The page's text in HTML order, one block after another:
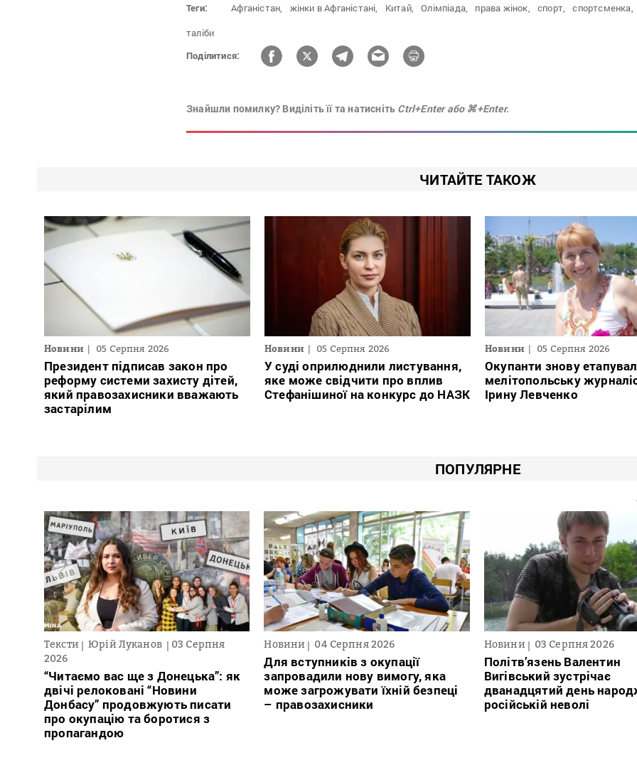
Теги: Афганістан, жінки в Афганістані, Китай, Олімпіада, права жінок, спорт, спортсменка,
таліби
Поділитися:
Знайшли помилку? Виділіть її та натисніть Ctrl+Enter або ⌘+Enter.
ЧИТАЙТЕ ТАКОЖ
Новини 05 Серпня 2026
Президент підписав закон про
реформу системи захисту дітей,
який правозахисники вважають
застарілим
Новини 05 Серпня 2026
У суді оприлюднили листування,
яке може свідчити про вплив
Стефанішиної на конкурс до НАЗК
Новини 05 Серпня 2026
Окупанти знову
мелітопольську
Ірину Левченко
ПОПУЛЯРНЕ
Тексти Юрій Луканов
03 Серпня
2026
“Читаємо вас ще з Донецька”: як
двічі релоковані “Новини
Донбасу” продовжують писати
про окупацію та боротися з
пропагандою
Новини 04 Серпня 2026
Для вступників з окупації
запровадили нову вимогу, яка
може загрожувати їхній безпеці
– правозахисники
Новини 03 Серпня 2026
Політв’язень Валентин
Вигівський зустрічає
дванадцятий день
російській неволі